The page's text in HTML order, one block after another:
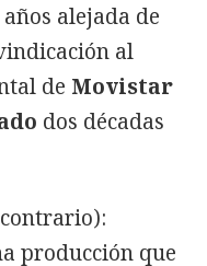
alejada de
al
de Movistar
dos décadas
producción que